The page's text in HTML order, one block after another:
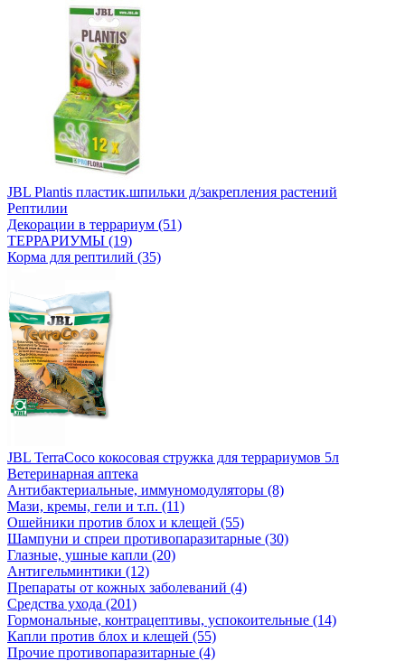
JBL Plantis пластик.шпильки д/закрепления растений
Рептилии
Декорации в террариум (51)
ТЕРРАРИУМЫ (19)
Корма для рептилий (35)
JBL TerraCoco кокосовая стружка для террариумов 5л
Ветеринарная аптека
Антибактериальные, иммуномодуляторы (8)
Мази, кремы, гели и т.п. (11)
Ошейники против блох и клещей (55)
Шампуни и спреи противопаразитарные (30)
Глазные, ушные капли (20)
Антигельминтики (12)
Препараты от кожных заболеваний (4)
Средства ухода (201)
Гормональные, контрацептивы, успокоительные (14)
Капли против блох и клещей (55)
Прочие противопаразитарные (4)